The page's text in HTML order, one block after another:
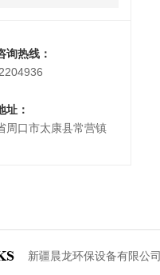
询热线：
址：
周口市太康县常营镇
新疆晨龙环保设备有限公司